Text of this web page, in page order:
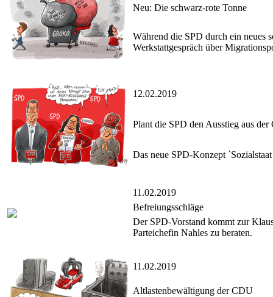
Neu: Die schwarz-rote Tonne
Während die SPD durch ein
Werkstattgespräch über
12.02.2019
Plant die SPD den Ausstieg aus der
Das neue SPD-Konzept
11.02.2019
Befreiungsschläge
Der SPD-Vorstand kommt zur
Parteichefin Nahles zu beraten.
11.02.2019
Altlastenbewältigung der CDU